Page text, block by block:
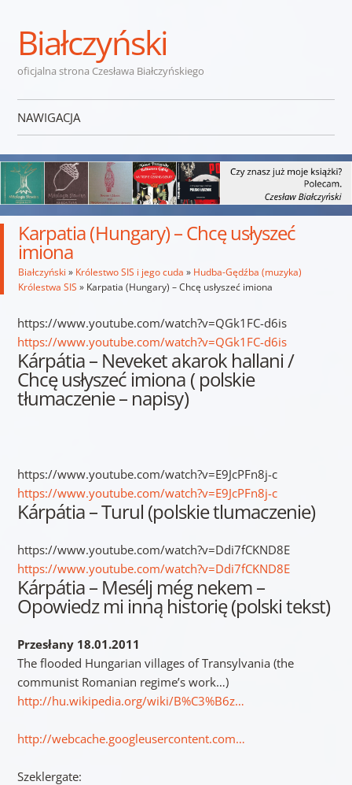
Białczyński
oficjalna strona Czesława Białczyńskiego
NAWIGACJA
Karpatia (Hungary) – Chcę usłyszeć
imiona
Białczyński » Królestwo SIS i jego cuda » Hudba-Gędźba (muzyka)
Królestwa SIS » Karpatia (Hungary) – Chcę usłyszeć imiona
https://www.youtube.com/watch?v=QGk1FC-d6is
https://www.youtube.com/watch?v=QGk1FC-d6is
Kárpátia – Neveket akarok hallani /
Chcę usłyszeć imiona ( polskie
tłumaczenie – napisy)
https://www.youtube.com/watch?v=E9JcPFn8j-c
https://www.youtube.com/watch?v=E9JcPFn8j-c
Kárpátia – Turul (polskie tlumaczenie)
https://www.youtube.com/watch?v=Ddi7fCKND8E
https://www.youtube.com/watch?v=Ddi7fCKND8E
Kárpátia – Mesélj még nekem –
Opowiedz mi inną historię (polski tekst)
Przesłany 18.01.2011
The flooded Hungarian villages of Transylvania (the
communist Romanian regime’s work…)
http://hu.wikipedia.org/wiki/B%C3%B6z…
http://webcache.googleusercontent.com…
Szeklergate: